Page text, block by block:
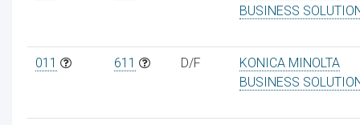
BUSINESS
011 611 D/F
KONICA MINOLTA
BUSINESS